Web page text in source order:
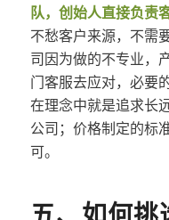
队，创始人直接负责
不愁客户来源，不需
司因为做的不专业，
门客服去应对，必要
在理念中就是追求长
公司；价格制定的标
可。